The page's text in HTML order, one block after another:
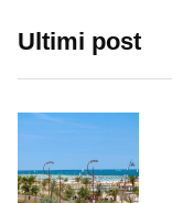
Ultimi post